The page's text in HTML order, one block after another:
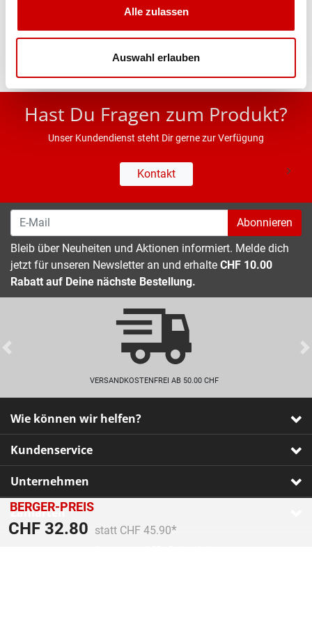
Alle zulassen
Auswahl erlauben
BERGER-PREIS
CHF 32.80 Preis reduziert von
statt CHF 45.90
An
* UVP des Herstellers; Alle Preisangaben inkl. MwSt.
Hast Du Fragen zum Produkt?
Unser Kundendienst steht Dir gerne zur Verfügung
Kontakt
Abonnieren
Bleib über Neuheiten und Aktionen informiert. Melde dich
jetzt für unseren Newsletter an und erhalte CHF 10.00
Rabatt auf Deine nächste Bestellung.
VERSANDKOSTENFREI AB 50.00 CHF
Previous
Wie können wir helfen?
Kundenservice
Unternehmen
Zahlarten